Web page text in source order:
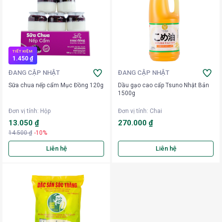
TIẾT KIỆM
1.450 ₫
ĐANG CẬP NHẬT
Sữa chua nếp cẩm Mục Đồng 120g
Đơn vị tính: Hộp
13.050 ₫
14.500 ₫ -10%
Liên hệ
ĐANG CẬP NHẬT
Dầu gạo cao cấp Tsuno Nhật Bản
1500g
Đơn vị tính: Chai
270.000 ₫
Liên hệ